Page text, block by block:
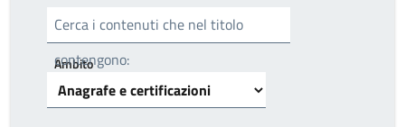
Cerca i contenuti che nel titolo
contengono:
Ambito